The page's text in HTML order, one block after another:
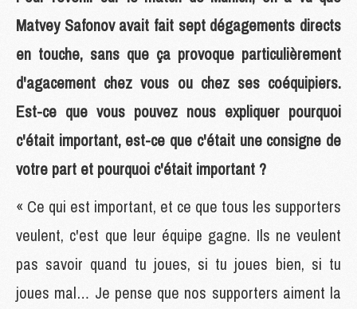
Matvey Safonov avait fait sept dégagements directs
en touche, sans que ça provoque particulièrement
d'agacement chez vous ou chez ses coéquipiers.
Est-ce que vous pouvez nous expliquer pourquoi
c'était important, est-ce que c'était une consigne de
votre part et pourquoi c'était important ?
« Ce qui est important, et ce que tous les supporters
veulent, c'est que leur équipe gagne. Ils ne veulent
pas savoir quand tu joues, si tu joues bien, si tu
joues mal… Je pense que nos supporters aiment la